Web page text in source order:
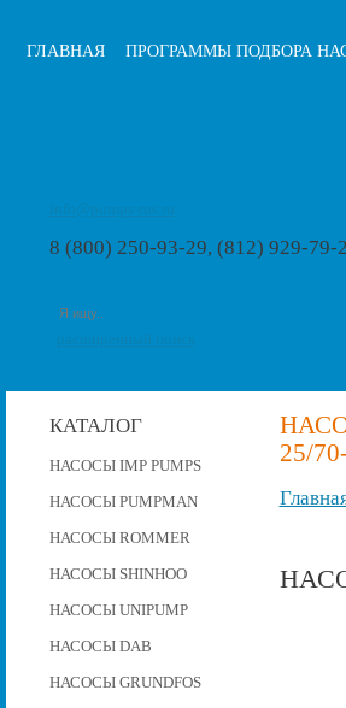
ГЛАВНАЯ ПРОГРАММЫ ПОДБОРА
8 (800) 250-93-29, (812) 929-79-
КАТАЛОГ
НАСОСЫ IMP PUMPS
НАСОСЫ PUMPMAN
НАСОСЫ ROMMER
НАСОСЫ SHINHOO
НАСОСЫ UNIPUMP
НАСОСЫ DAB
НАСОСЫ GRUNDFOS
25/